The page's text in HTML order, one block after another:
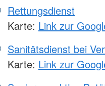
Rettungsdienst
Karte: Link zur
Sanitätsdienst bei
Karte: Link zur